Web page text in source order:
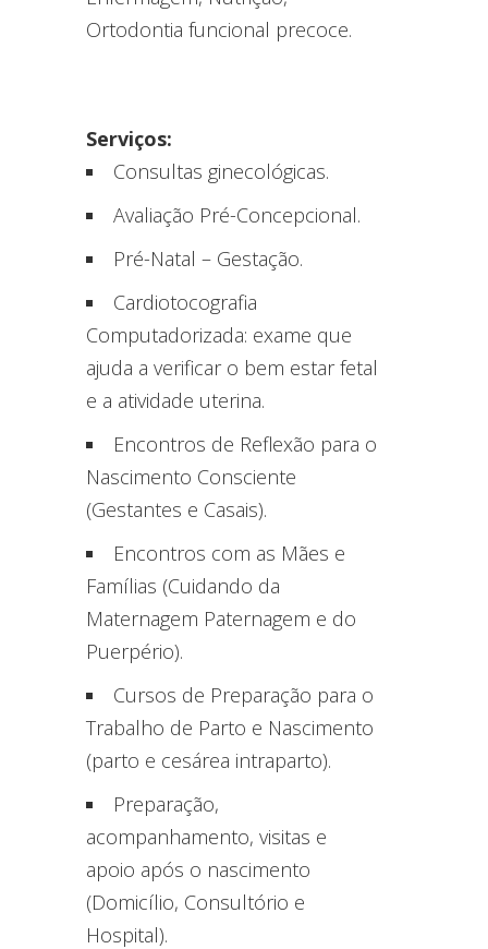
Ortodontia funcional precoce.
Serviços:
Consultas ginecológicas.
Avaliação Pré-Concepcional.
Pré-Natal – Gestação.
Cardiotocografia
Computadorizada: exame que
ajuda a verificar o bem estar fetal
e a atividade uterina.
Encontros de Reflexão para o
Nascimento Consciente
(Gestantes e Casais).
Encontros com as Mães e
Famílias (Cuidando da
Maternagem Paternagem e do
Puerpério).
Cursos de Preparação para o
Trabalho de Parto e Nascimento
(parto e cesárea intraparto).
Preparação,
acompanhamento, visitas e
apoio após o nascimento
(Domicílio, Consultório e
Hospital).